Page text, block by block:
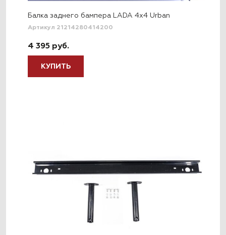
Балка заднего бампера LADA 4x4 Urban
Артикул 21214280414200
4 395 руб.
КУПИТЬ